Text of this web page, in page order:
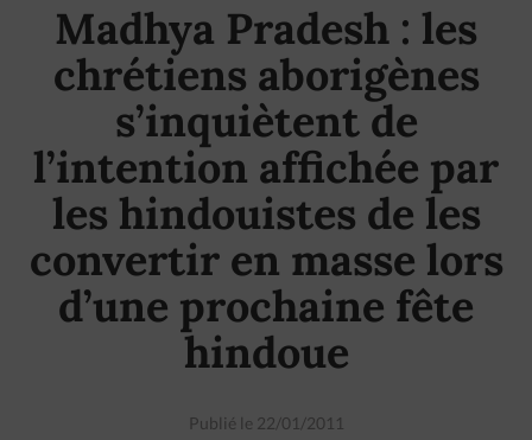
Madhya Pradesh : les
chrétiens aborigènes
s’inquiètent de
l’intention affichée par
les hindouistes de les
convertir en masse lors
d’une prochaine fête
hindoue
Publié le 22/01/2011